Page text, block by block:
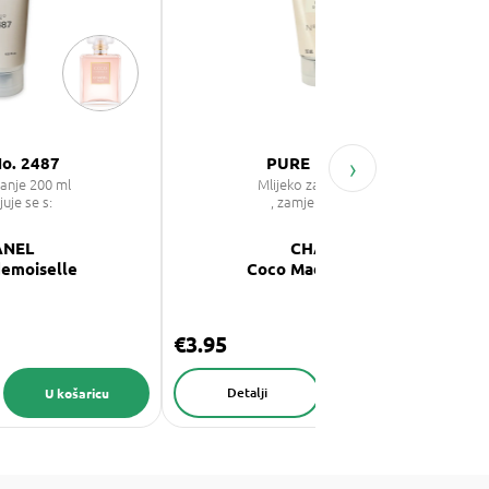
2487
200 ml
se s:
U košaricu
PURE No.2487
Mlijeko za tijelo 50ml
, zamjenjuje se s:
CHANEL
Coco Mademoiselle
€3.95
Detalji
›